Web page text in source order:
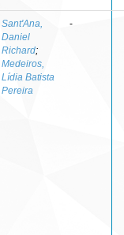
Sant'Ana,
Daniel
Richard;
Medeiros,
Lídia Batista
Pereira
-